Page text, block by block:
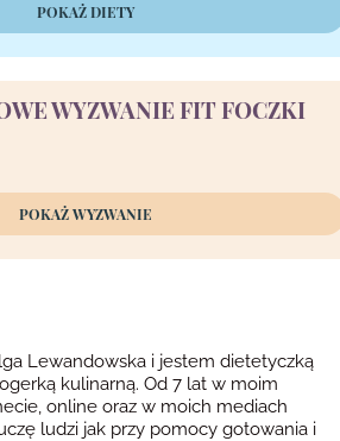
Lewandowska i jestem dietetyczką
kulinarną. Od 7 lat w moim
online oraz w moich mediach
ludzi jak przy pomocy gotowania i
POKAŻ DIETY
WYZWANIE FIT FOCZKI
POKAŻ WYZWANIE